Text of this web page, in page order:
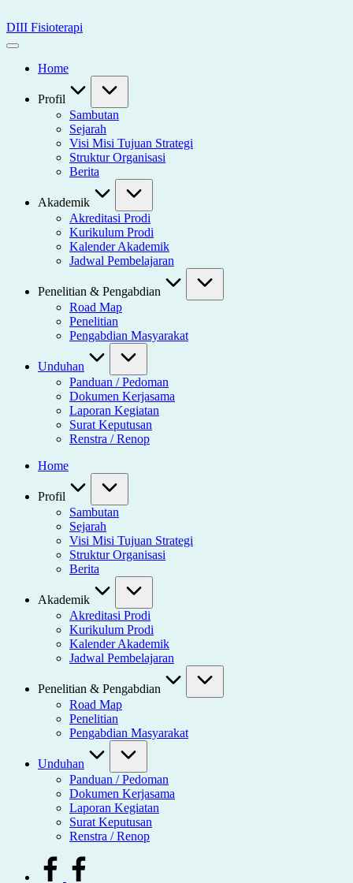
to
content
DIII Fisioterapi
Universitas
HusadaHome
Profil
Sambutan
Sejarah
Visi Misi Tujuan Strategi
Struktur Organisasi
Berita
Akademik
Akreditasi Prodi
Kurikulum Prodi
Kalender Akademik
Jadwal Pembelajaran
Penelitian & Pengabdian
Road Map
Penelitian
Pengabdian Masyarakat
Unduhan
Panduan / Pedoman
Dokumen Kerjasama
Laporan Kegiatan
Surat Keputusan
Renstra / Renop
Home
Profil
Sambutan
Sejarah
Visi Misi Tujuan Strategi
Struktur Organisasi
Berita
Akademik
Akreditasi Prodi
Kurikulum Prodi
Kalender Akademik
Jadwal Pembelajaran
Penelitian & Pengabdian
Road Map
Penelitian
Pengabdian Masyarakat
Unduhan
Panduan / Pedoman
Dokumen Kerjasama
Laporan Kegiatan
Surat Keputusan
Renstra / Renop
facebook.com